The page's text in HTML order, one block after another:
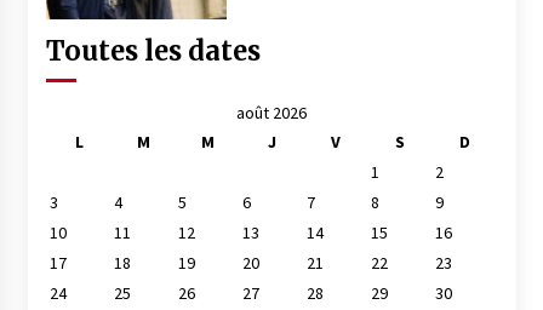
Toutes les dates
août 2026
L
M M J V S
D
1
2
3
4 5 6 7 8
9
10
11 12 13 14 15
16
17
18 19 20 21 22
23
24
25 26 27 28 29
30